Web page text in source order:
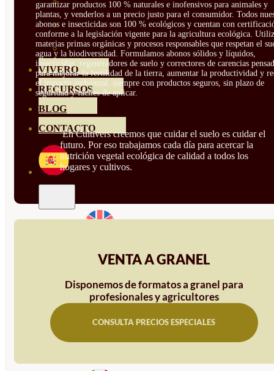
ROSALES
GERANIOS
VIVERO
RECURSOS
BLOG
CONTACTO
garantizar productos 100 % naturales e inofensivos para animales y
plantas, y venderlos a un precio justo para el consumidor. Todos
abonos e insecticidas son 100 % ecológicos y cuentan con
conforme a la legislación vigente para la agricultura ecológica.
materias primas orgánicas y procesos responsables que respetan el
agua y la biodiversidad. Formulamos abonos sólidos y líquidos,
insecticidas, regeneradores de suelo y correctores de carencias
para mejorar la fertilidad de la tierra, aumentar la productividad y
el impacto ambiental, siempre con productos seguros, sin plazo de
seguridad y fáciles de aplicar.
En Cultivers creemos que cuidar el suelo es cuidar el
futuro. Por eso trabajamos cada día para acercar la
nutrición vegetal ecológica de calidad a todos los
hogares y cultivos.
VENTA A GRANEL
Disponemos de formatos a granel para
profesionales y agricultores
CONSULTA PRECIOS ESPECIALES